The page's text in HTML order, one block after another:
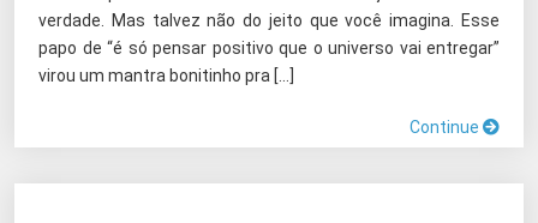
verdade. Mas talvez não do jeito que você imagina. Esse
papo de “é só pensar positivo que o universo vai entregar”
virou um mantra bonitinho pra […]
Continue